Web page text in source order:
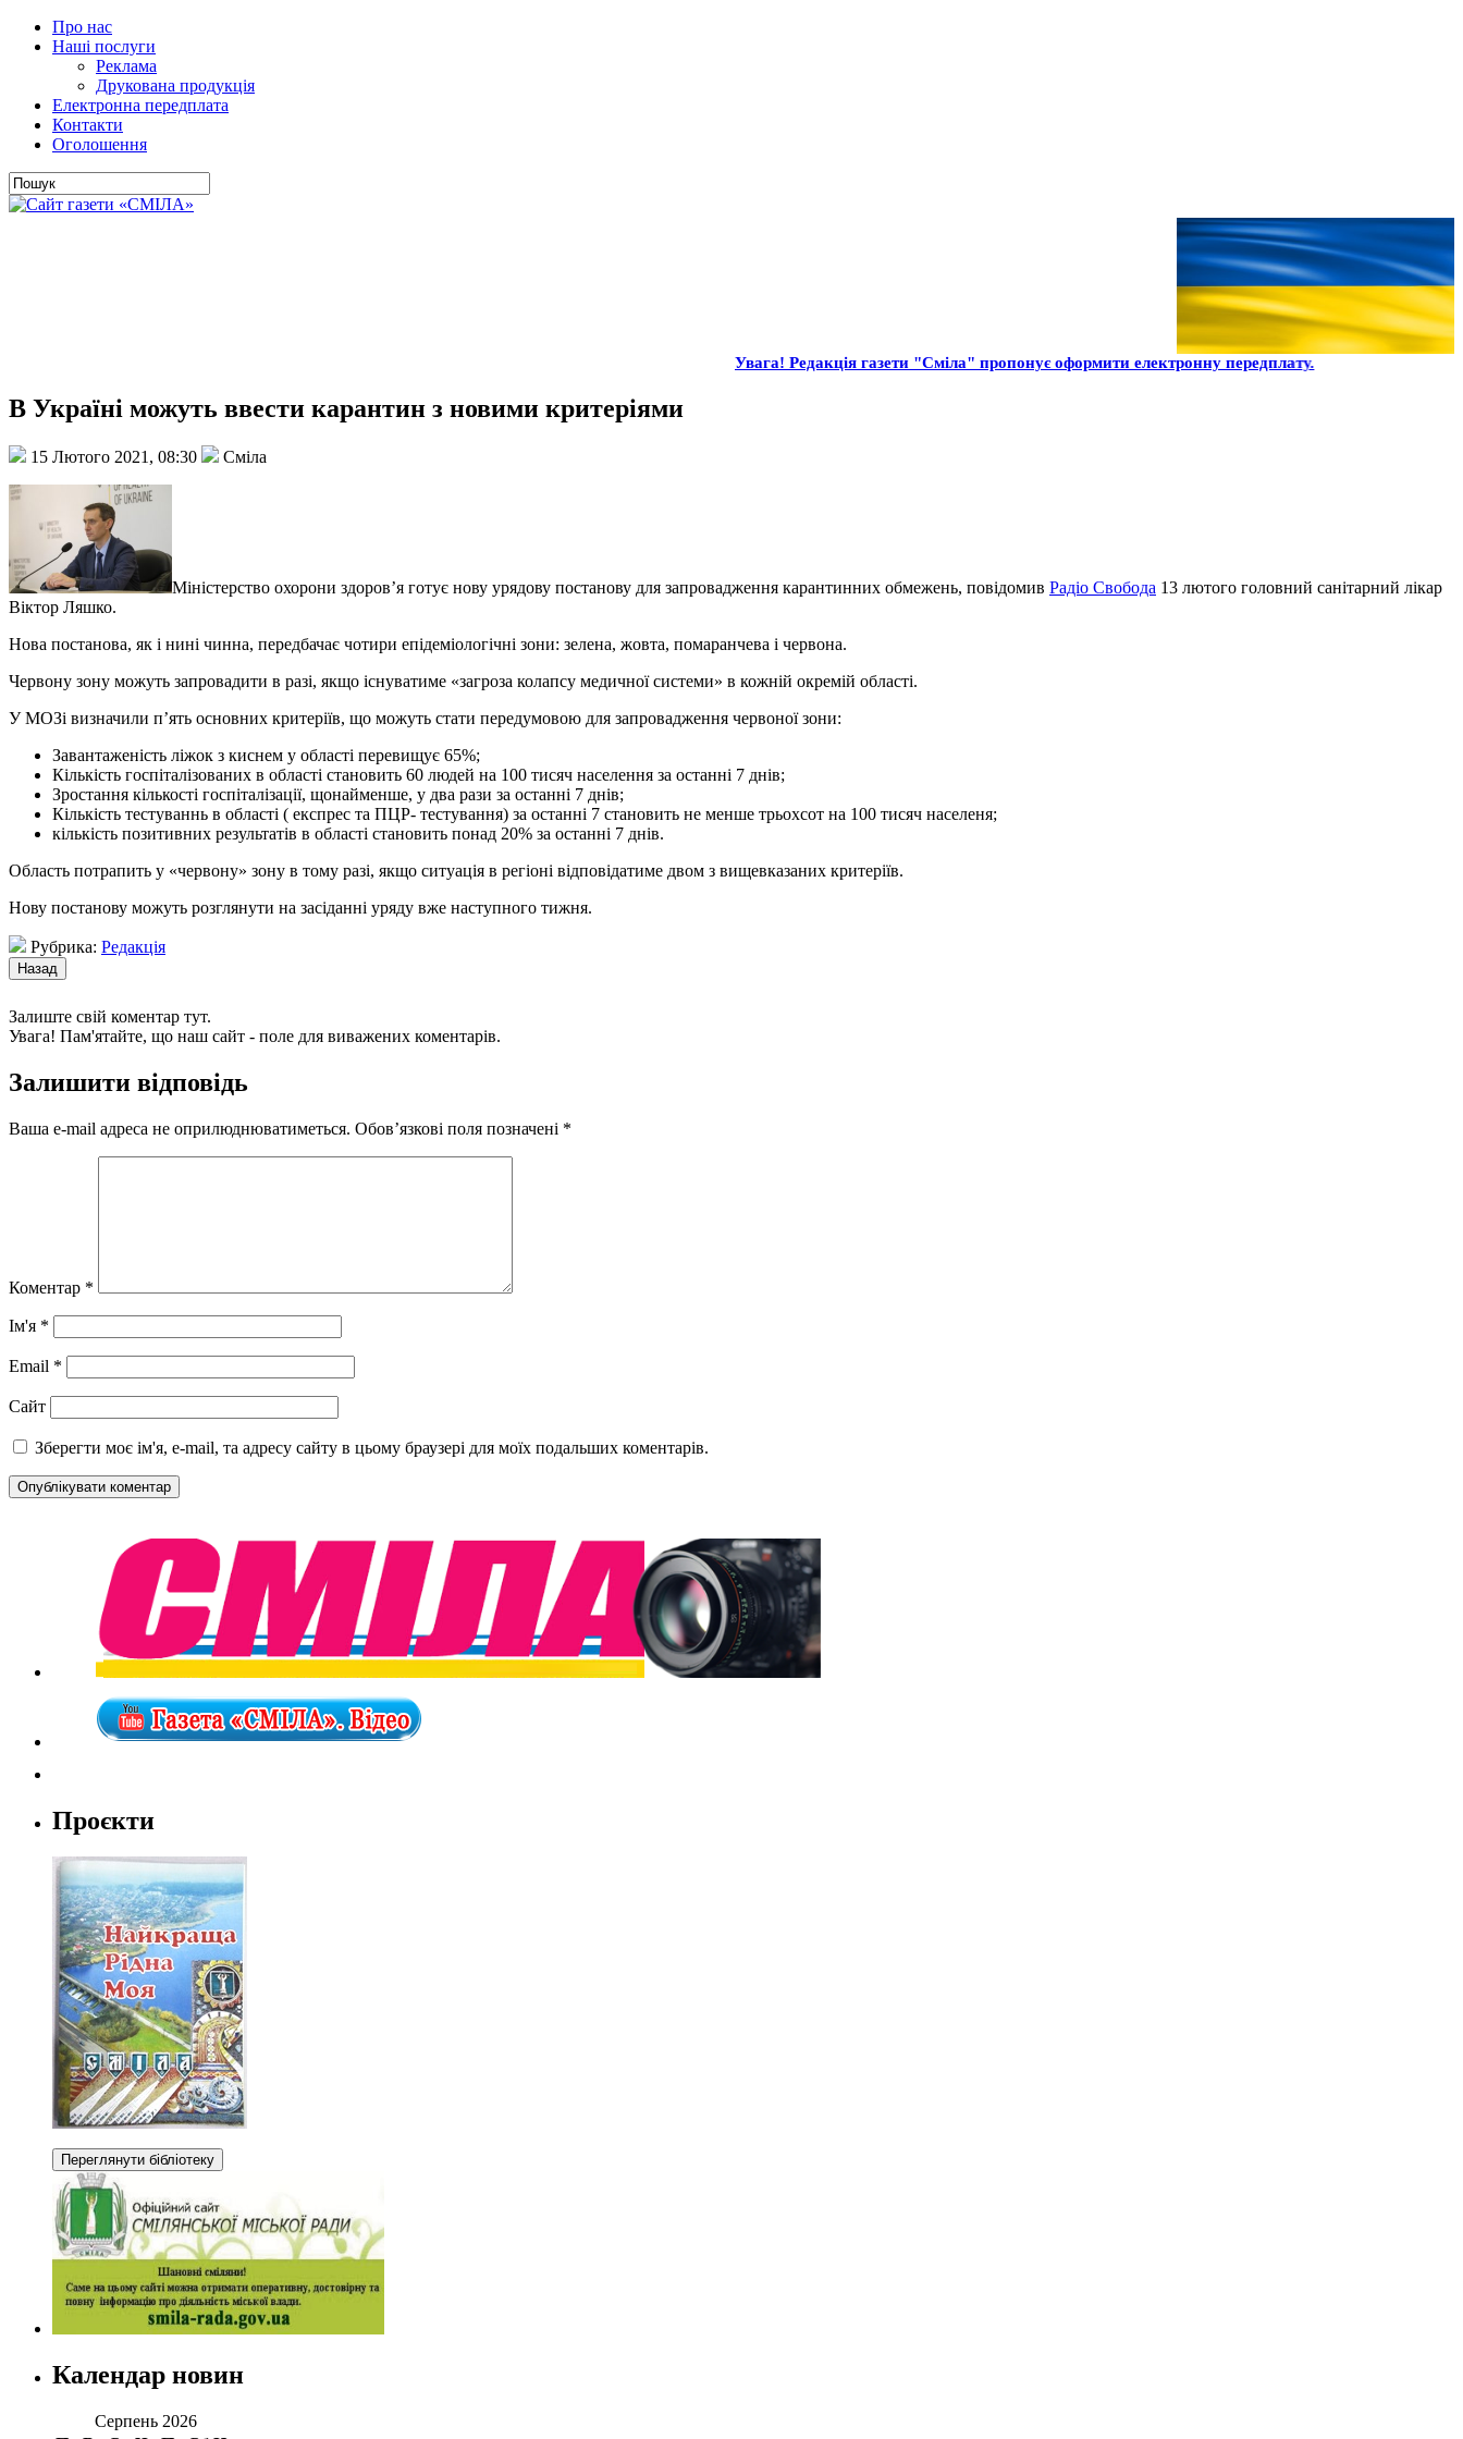
Про нас
Наші послуги
Реклама
Друкована продукція
Електронна передплата
Контакти
Оголошення
Увага! Редакція газети "Сміла" пропонує оформити електронну передплату.
В Україні можуть ввести карантин з новими критеріями
15 Лютого 2021, 08:30 Сміла
Міністерство охорони здоров’я готує нову урядову постанову для запровадження карантинних обмежень, повідомив Радіо Свобода 13 лютого головний санітарний лікар
Віктор Ляшко.
Нова постанова, як і нині чинна, передбачає чотири епідеміологічні зони: зелена, жовта, помаранчева і червона.
Червону зону можуть запровадити в разі, якщо існуватиме «загроза колапсу медичної системи» в кожній окремій області.
У МОЗі визначили п’ять основних критеріїв, що можуть стати передумовою для запровадження червоної зони:
Завантаженість ліжок з киснем у області перевищує 65%;
Кількість госпіталізованих в області становить 60 людей на 100 тисяч населення за останні 7 днів;
Зростання кількості госпіталізації, щонайменше, у два рази за останні 7 днів;
Кількість тестуваннь в області ( експрес та ПЦР- тестування) за останні 7 становить не менше трьохсот на 100 тисяч населеня;
кількість позитивних результатів в області становить понад 20% за останні 7 днів.
Область потрапить у «червону» зону в тому разі, якщо ситуація в регіоні відповідатиме двом з вищевказаних критеріїв.
Нову постанову можуть розглянути на засіданні уряду вже наступного тижня.
Рубрика: Редакція
Залиште свій коментар тут.
Увага! Пам'ятайте, що наш сайт - поле для виважених коментарів.
Залишити відповідь
Ваша e-mail адреса не оприлюднюватиметься. Обов’язкові поля позначені *
Коментар *
Ім'я *
Email *
Сайт
Зберегти моє ім'я, e-mail, та адресу сайту в цьому браузері для моїх подальших коментарів.
Проєкти
Календар новин
Серпень 2026